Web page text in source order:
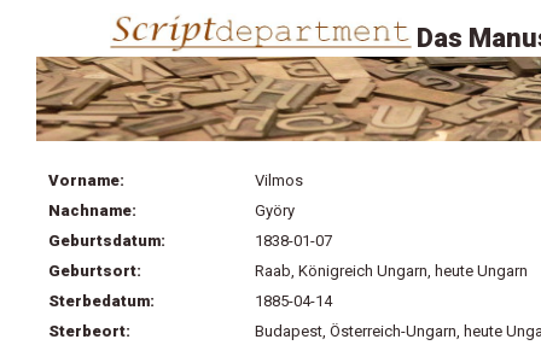
Das
Vorname:
Vilmos
Nachname:
Györy
Geburtsdatum:
1838-01-07
Geburtsort:
Raab, Königreich Ungarn, heute Ungarn
Sterbedatum:
1885-04-14
Sterbeort:
Budapest, Österreich-Ungarn, heute